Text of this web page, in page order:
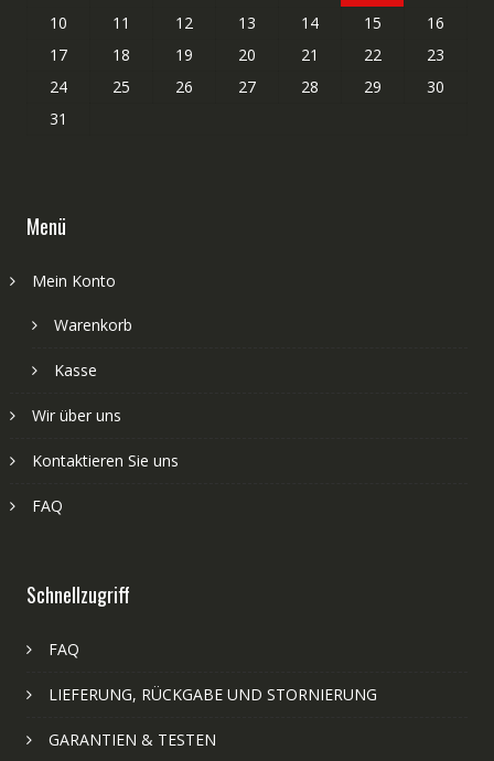
10
11 12 13 14 15
16
17
18 19 20 21 22
23
24
25 26 27 28 29
30
31
Menü
Mein Konto
Warenkorb
Kasse
Wir über uns
Kontaktieren Sie uns
FAQ
Schnellzugriff
FAQ
LIEFERUNG, RÜCKGABE UND STORNIERUNG
GARANTIEN & TESTEN